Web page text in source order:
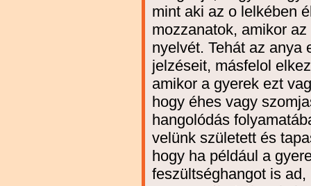
mint aki az o lelkében
mozzanatok, amikor
nyelvét. Tehát az anya
jelzéseit, másfelol
amikor a gyerek ezt
hogy éhes vagy
hangolódás
velünk született és
hogy ha például a
feszültséghangot is